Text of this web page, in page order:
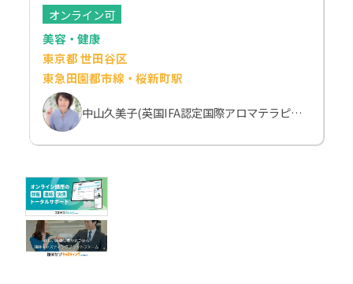
オンライン可
美容・健康
東京都 世田谷区
東急田園都市線・桜新町駅
中山久美子(英国IFA認定国際アロマテラピスト）